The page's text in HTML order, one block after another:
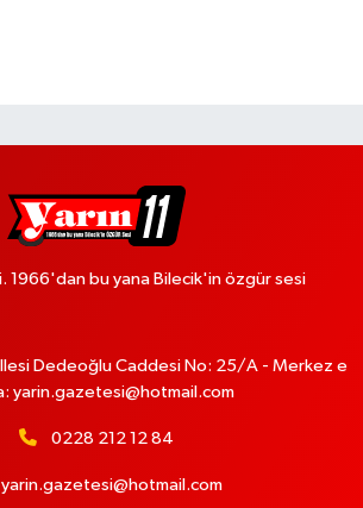
1966'dan bu yana Bilecik'in özgür sesi
Dedeoğlu Caddesi No: 25/A - Merkez e
yarin.gazetesi@hotmail.com
0228 212 12 84
yarin.gazetesi@hotmail.com